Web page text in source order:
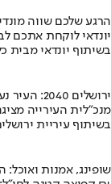
הרגע שלכם שווה
יונדאי לוקחת אתכם
בשיתוף יונדאי מבית
ירושלים 2040: העיר נערכת ל- 1.5 מליון תושבים
מנכ"לית העירייה
בשיתוף עיריית
שופינג, אמנות